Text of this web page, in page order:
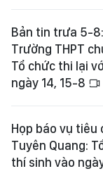
Bản tin trưa 5-
Trường THPT
Tổ chức thi lại
ngày 14, 15-8
Họp báo vụ tiêu
Tuyên Quang:
thí sinh vào